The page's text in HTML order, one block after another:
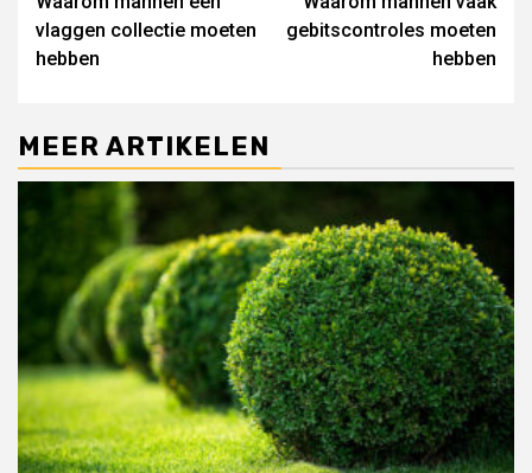
verder
vlaggen collectie moeten
hebben
gebitscontroles moeten
hebben
MEER ARTIKELEN